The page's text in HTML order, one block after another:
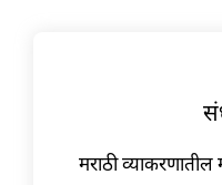
मराठी